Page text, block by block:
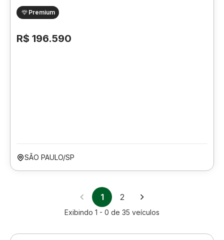
Premium
R$ 196.590
SÃO PAULO/SP
1 2
Exibindo 1 - 0 de 35 veículos